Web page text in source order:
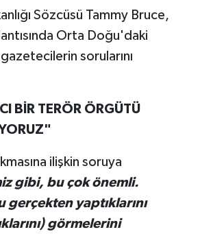
Sözcüsü Tammy Bruce,
Orta Doğu'daki
sorularını
BİR TERÖR ÖRGÜTÜ
ilişkin soruya
gibi, bu çok önemli.
gerçekten yaptıklarını
görmelerini